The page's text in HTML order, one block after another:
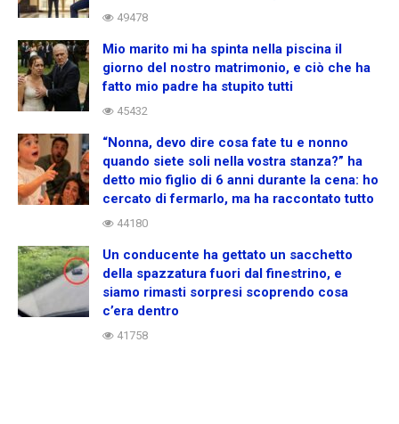
49478
Mio marito mi ha spinta nella piscina il
giorno del nostro matrimonio, e ciò che ha
fatto mio padre ha stupito tutti
45432
“Nonna, devo dire cosa fate tu e nonno
quando siete soli nella vostra stanza?” ha
detto mio figlio di 6 anni durante la cena: ho
cercato di fermarlo, ma ha raccontato tutto
44180
Un conducente ha gettato un sacchetto
della spazzatura fuori dal finestrino, e
siamo rimasti sorpresi scoprendo cosa
c’era dentro
41758